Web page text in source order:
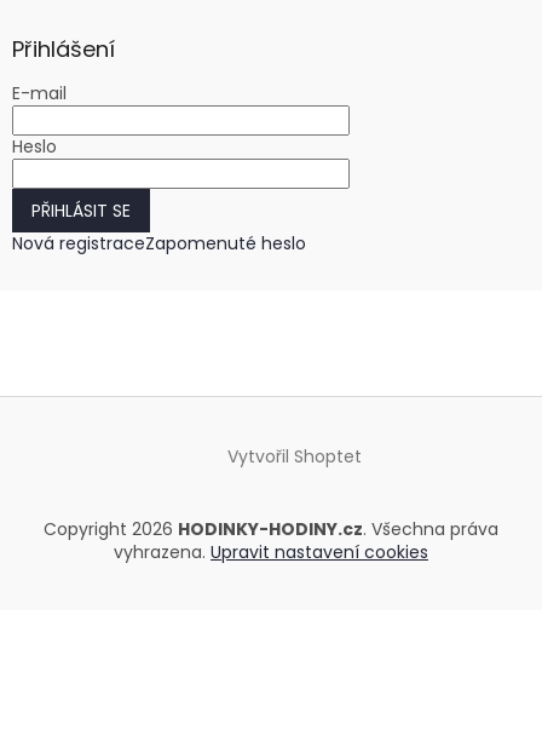
Přihlášení
E-mail
Heslo
PŘIHLÁSIT SE
Nová registraceZapomenuté heslo
Vytvořil Shoptet
Copyright 2026 HODINKY-HODINY.cz. Všechna práva
vyhrazena. Upravit nastavení cookies